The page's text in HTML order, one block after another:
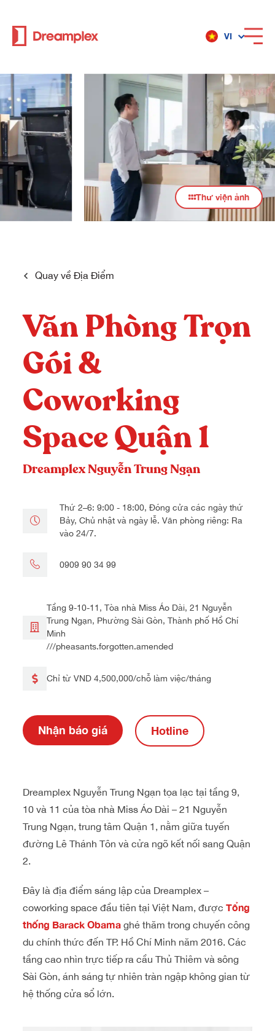
VI
Dịch vụ
Địa điểm
Về Dreamplex
Dreamplex Private Trần Quốc Toản
Dreamplex Trần Quang Khải
Dreamplex Nguyễn Trung Ngạn
Dreamplex Thái Hà
Vì sao nên chọn Dreamplex
Blog
Tuyển dụng
Hợp tác
Đầu tư dự án
Môi giới
Quay vềĐịa Điểm
Văn Phòng Trọn
Gói &
Coworking
Space Quận 1
Dreamplex Nguyễn Trung Ngạn
Thứ 2–6: 9:00 - 18:00, Đóng cửa các ngày thứ
Bảy, Chủ nhật và ngày lễ. Văn phòng riêng: Ra
vào 24/7.
0909 90 34 99
Tầng 9-10-11, Tòa nhà Miss Áo Dài, 21 Nguyễn
Trung Ngạn, Phường Sài Gòn, Thành phố Hồ Chí
Minh
///pheasants.forgotten.amended
Chỉ từ VND 4,500,000/chỗ làm việc/tháng
Nhận báo giá Hotline
Dreamplex Nguyễn Trung Ngạn tọa lạc tại tầng 9,
10 và 11 của tòa nhà Miss Áo Dài – 21 Nguyễn
Trung Ngạn, trung tâm Quận 1, nằm giữa tuyến
đường Lê Thánh Tôn và cửa ngõ kết nối sang Quận
2.
Đây là địa điểm sáng lập của Dreamplex –
coworking space đầu tiên tại Việt Nam, đượcTổng
thống Barack Obama ghé thăm trong chuyến công
du chính thức đến TP. Hồ Chí Minh năm 2016. Các
tầng cao nhìn trực tiếp ra cầu Thủ Thiêm và sông
Sài Gòn, ánh sáng tự nhiên tràn ngập không gian từ
hệ thống cửa sổ lớn.